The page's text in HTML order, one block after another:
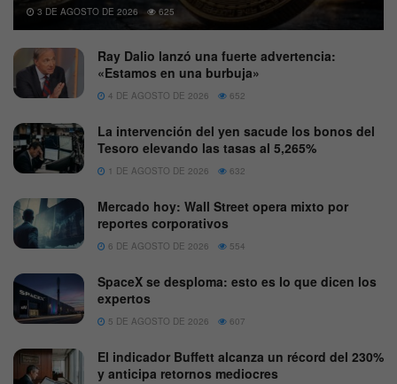
3 DE AGOSTO DE 2026 625
Ray Dalio lanzó una fuerte advertencia:
«Estamos en una burbuja»
4 DE AGOSTO DE 2026 652
La intervención del yen sacude los bonos del
Tesoro elevando las tasas al 5,265%
1 DE AGOSTO DE 2026 632
Mercado hoy: Wall Street opera mixto por
reportes corporativos
6 DE AGOSTO DE 2026 554
SpaceX se desploma: esto es lo que dicen los
expertos
5 DE AGOSTO DE 2026 607
El indicador Buffett alcanza un récord del 230%
y anticipa retornos mediocres